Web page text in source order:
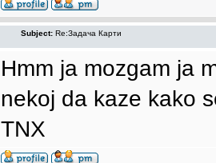
Subject: Re:Задача Карти
Hmm ja mozgam ja
nekoj da kaze kako
TNX